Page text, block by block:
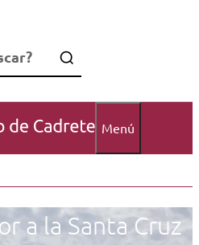
Menú
a la Santa Cruz